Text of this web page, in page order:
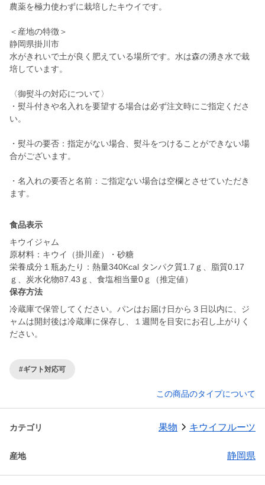
農薬を極力使わずに栽培したキウイです。
＜産地の特徴＞
静岡県掛川市
水がきれいで土が良く肥えている場所です。水は森の湧き水で栽
培しています。
〈御熨斗の対応について〉
・熨斗付きや名入れを要望する場合は必ず注文時にご指定くださ
い。
・熨斗の要否：指定がない場合、熨斗をつけることができない場
合がございます。
・名入れの要否と名前：ご指定ない場合は空欄とさせていただき
ます。
食品表示
キウイジャム
原材料：キウイ（掛川産）・砂糖
栄養成分１瓶あたり：熱量340Kcal タンパク質1.7ｇ、脂質0.17
ｇ、炭水化物87.43ｇ、食塩相当量0ｇ（推定値）
保存方法
冷蔵庫で保管してください。パンはお届け日から３日以内に、ジ
ャムは開封後は冷蔵庫に保存し、１週間を目安にお召し上がりく
ださい。
#ギフト対応可
この商品のタイプについて
カテゴリ 果物 キウイフルーツ
産地 静岡県